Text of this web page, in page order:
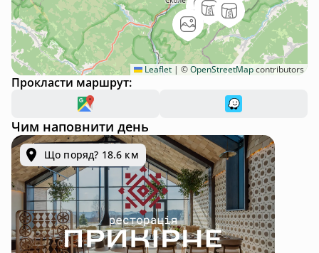
Leaflet | ©OpenStreetMapcontributors
Прокласти маршрут:
Чим наповнити день
Що поряд? 18.6 км